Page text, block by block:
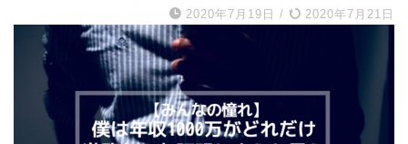
2020年7月19日 / 2020年7月21日